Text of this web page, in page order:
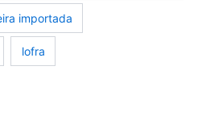
importada
lofra